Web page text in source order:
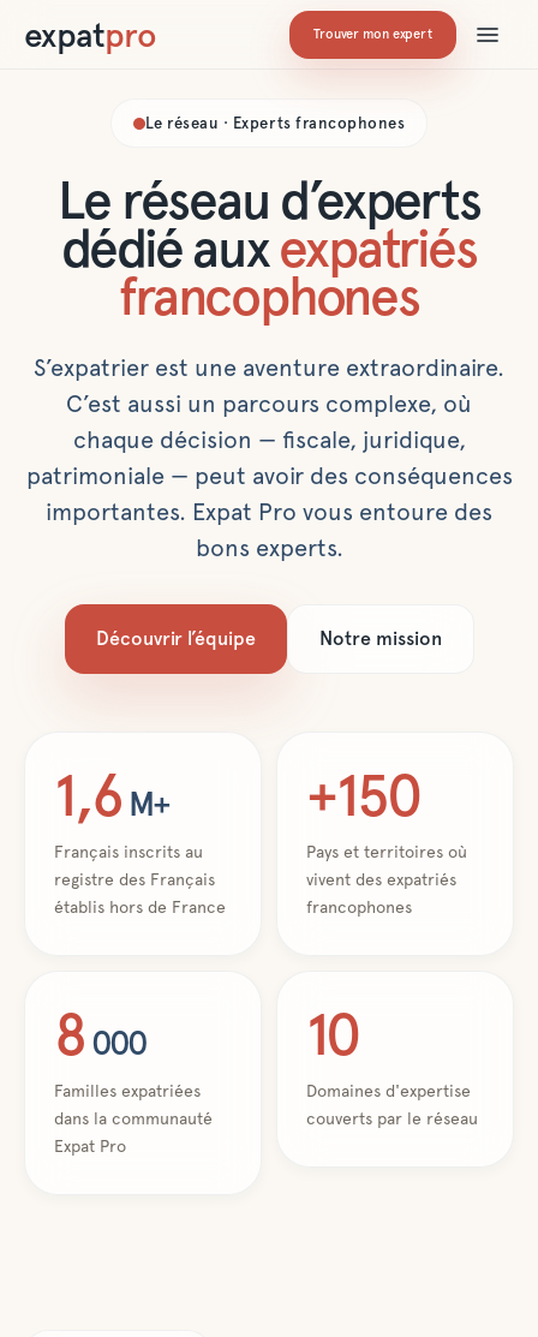
expatpro Trouver mon expert
Le réseau · Experts francophones
Le réseau d’experts
dédié auxexpatriés
francophones
S’expatrier est une aventure extraordinaire.
C’est aussi un parcours complexe, où
chaque décision — fiscale, juridique,
patrimoniale — peut avoir des conséquences
importantes. Expat Pro vous entoure des
bons experts.
Découvrir l’équipe Notre mission
1,6 M+
Français inscrits au
registre des Français
établis hors de France
+150
Pays et territoires où
vivent des expatriés
francophones
8 000
Familles expatriées
dans la communauté
Expat Pro
10
Domaines d'expertise
couverts par le réseau